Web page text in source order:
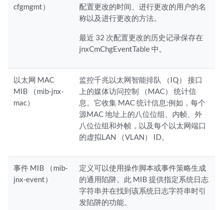
cfgmgmt）
配置更改的时间、进行更改的用户的名
称以及进行更改的方法。
最近 32 次配置更改的历史记录保存在
jnxCmChgEventTable 中。
以太网 MAC
MIB （mib-jnx-
mac）
监控千兆以太网智能排队 （IQ） 接口
上的媒体访问控制 （MAC） 统计信
息。它收集 MAC 统计信息;例如，每个
源MAC 地址上的八位位组、内帧、外
八位位组和外帧，以及每个以太网端口
的虚拟LAN （VLAN） ID。
事件 MIB （mib-
jnx-event）
定义可以使用操作脚本或事件策略生成
的通用陷阱。此 MIB 提供指定系统日志
字符串并在找到该系统日志字符串时引
发陷阱的功能。